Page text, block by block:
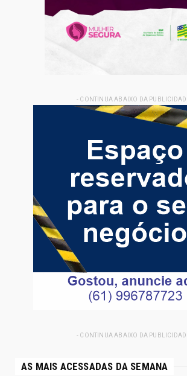
- CONTINUA ABAIXO DA
- CONTINUA ABAIXO DA
AS MAIS ACESSADAS DA SEMANA